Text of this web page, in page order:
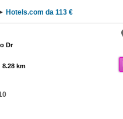
Hotels.com da 113 €
Dr
8.28 km